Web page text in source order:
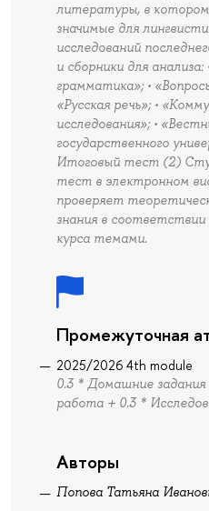
литературы, в
значимые для
исследований
и сборники для анализа:
грамматика»; •
«Русская речь»; •
исследования»; •
государственного
Итоговый тест (2)
тест в электронном
проверяет
знания в
курса темами.
Промежуточная
2025/2026 4th module
0.3 * Домашние
работа + 0.3 *
Авторы
Попова Татьяна